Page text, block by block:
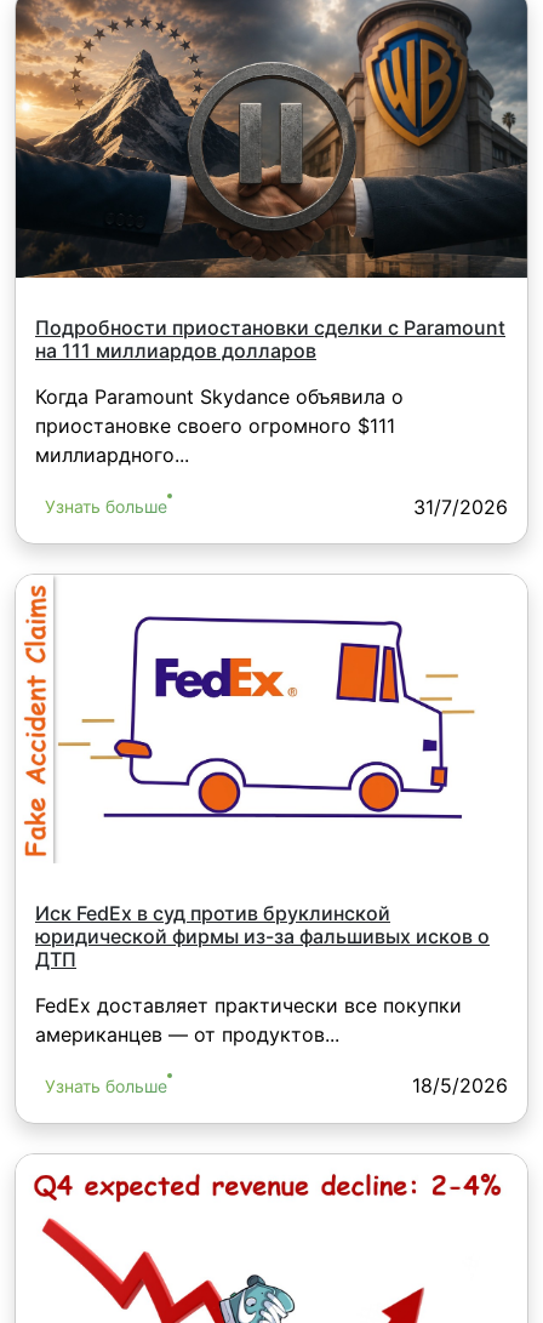
американских акций только 1 USD).
Подробности приостановки сделки c Paramount
на 111 миллиардов долларов
Когда Paramount Skydance объявила о
приостановке своего огромного $111
миллиардного...
Узнать больше 31/7/2026
Иск FedEx в суд против бруклинской
юридической фирмы из-за фальшивых исков о
ДТП
FedEx доставляет практически все покупки
американцев — от продуктов...
Узнать больше 18/5/2026